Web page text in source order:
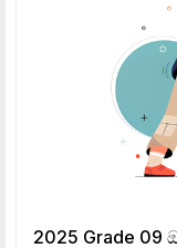
2025 Grade